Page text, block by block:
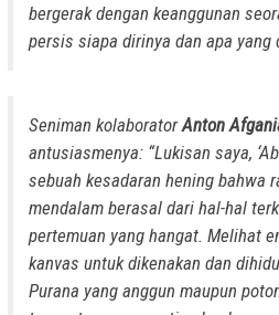
bergerak dengan keanggunan
persis siapa dirinya dan apa yang
Seniman kolaboratorAnton
antusiasmenya: “Lukisan saya,
sebuah kesadaran hening bahwa
mendalam berasal dari hal-hal
pertemuan yang hangat. Melihat
kanvas untuk dikenakan dan
Purana yang anggun maupun